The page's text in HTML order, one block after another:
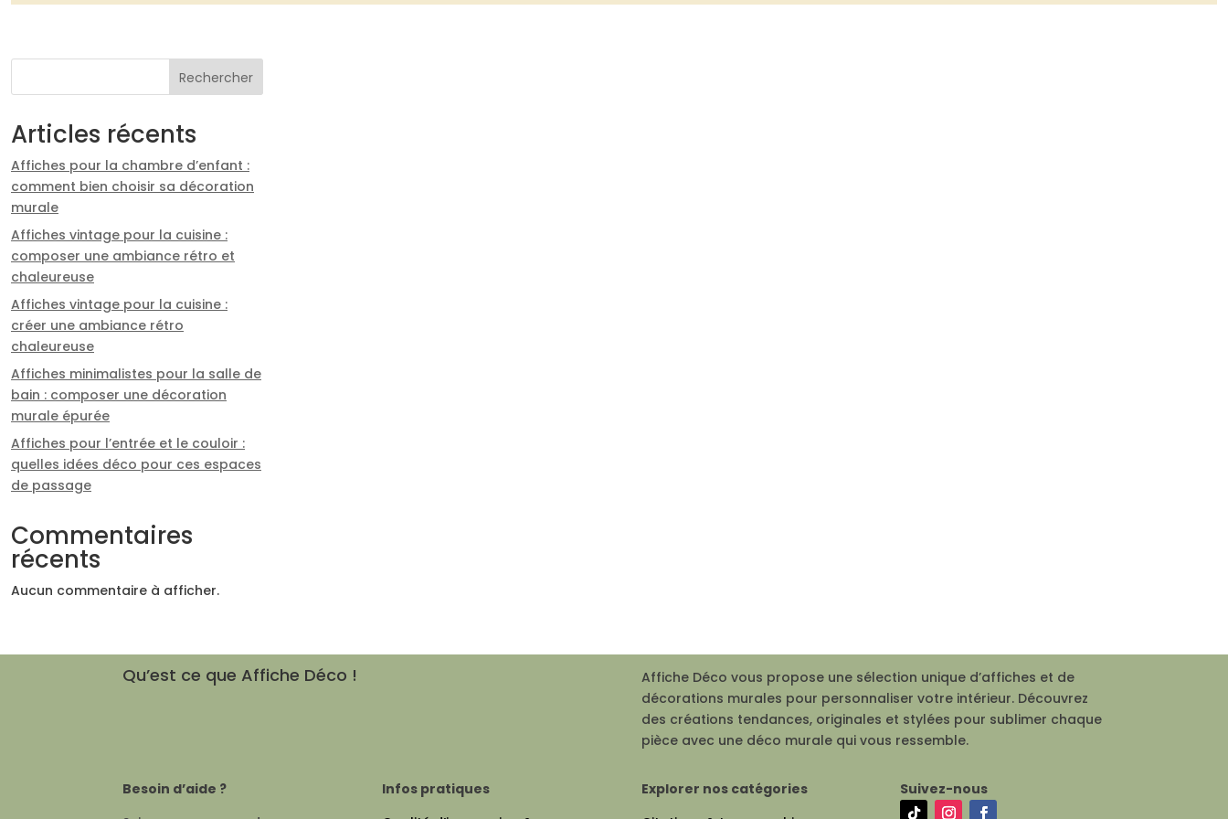
scandinaves, en dialoguant avec des matières sobres comme le bois, le métal ou le
Rechercher
Articles récents
Affiches pour la chambre d’enfant :
comment bien choisir sa décoration
murale
Affiches vintage pour la cuisine :
composer une ambiance rétro et
chaleureuse
Affiches vintage pour la cuisine :
créer une ambiance rétro
chaleureuse
Affiches minimalistes pour la salle de
bain : composer une décoration
murale épurée
Affiches pour l’entrée et le couloir :
quelles idées déco pour ces espaces
de passage
Commentaires
récents
Aucun commentaire à afficher.
Qu’est ce que Affiche Déco !
Affiche Déco vous propose une sélection unique d’affiches et de
décorations murales pour personnaliser votre intérieur. Découvrez
des créations tendances, originales et stylées pour sublimer chaque
pièce avec une déco murale qui vous ressemble.
Besoin d’aide ?
Infos pratiques
Explorer nos catégories
Suivez-nous